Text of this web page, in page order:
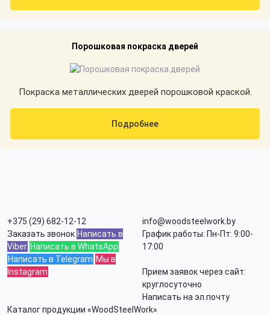
Порошковая покраска дверей
Покраска металлических дверей порошковой краской.
Подробнее
+375 (29) 682-12-12
Заказать звонок Написать в
Viber Написать в WhatsApp
Написать в Telegram Мы в
Instagram
info@woodsteelwork.by
График работы: Пн-Пт: 9:00-
17:00
Прием заявок через сайт:
круглосуточно
Написать на эл.почту
Каталог продукции «WoodSteelWork»